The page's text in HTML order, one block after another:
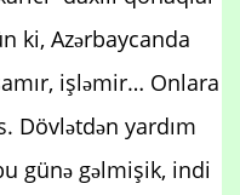
ki, Azərbaycanda
işləmir… Onlara
Dövlətdən yardım
günə gəlmişik, indi